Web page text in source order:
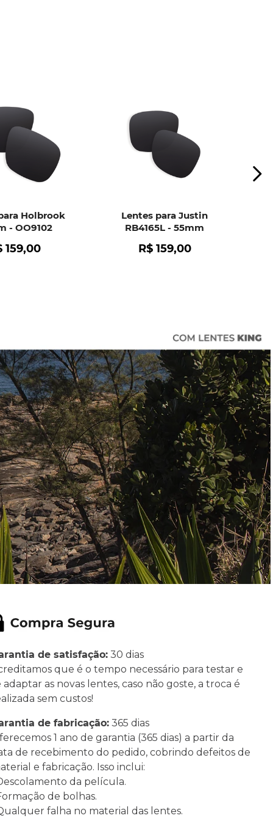
Holbrook
- OO9102
159,00
Lentes para Justin
RB4165L - 55mm
R$ 159,00
de satisfação:30 dias
que é o tempo necessário para testar e
adaptar as novas lentes, caso não goste, a troca é
sem custos!
de fabricação:365 dias
1 ano de garantia (365 dias) a partir da
de recebimento do pedido, cobrindo defeitos de
e fabricação. Isso inclui:
da película.
de bolhas.
falha no material das lentes.